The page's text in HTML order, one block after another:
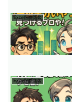
Excel関数図鑑
Excel関数図鑑